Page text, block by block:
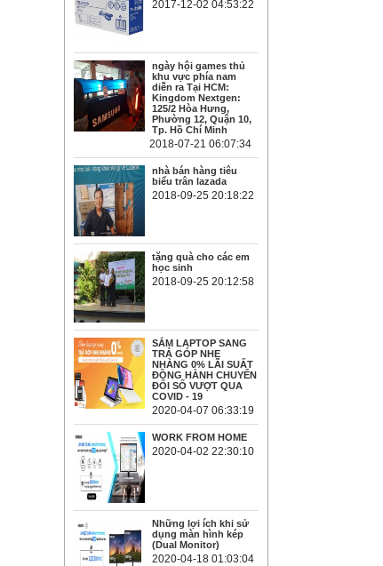
2017-12-02 04:53:22
ngày hội games thủ
khu vực phía nam
diễn ra Tại HCM:
Kingdom Nextgen:
125/2 Hòa Hưng,
Phường 12, Quận 10,
Tp. Hồ Chí Minh
2018-07-21 06:07:34
nhà bán hàng tiêu
biểu trân lazada
2018-09-25 20:18:22
tặng quà cho các em
học sinh
2018-09-25 20:12:58
SẮM LAPTOP SANG
TRẢ GÓP NHẸ
NHÀNG 0% LÃI SUẤT
ĐỒNG HÀNH CHUYỂN
ĐỔI SỐ VƯỢT QUA
COVID - 19
2020-04-07 06:33:19
WORK FROM HOME
2020-04-02 22:30:10
Những lợi ích khi sử
dụng màn hình kép
(Dual Monitor)
2020-04-18 01:03:04